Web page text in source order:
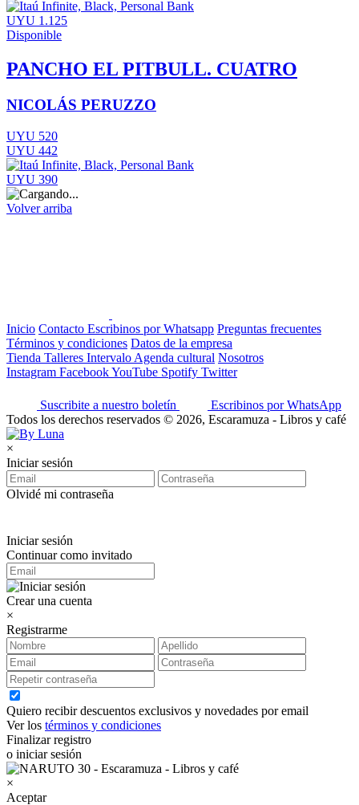
UYU 1.125
Disponible
PANCHO EL PITBULL. CUATRO
NICOLÁS PERUZZO
UYU 520
UYU 442
UYU 390
Volver arriba
Inicio Contacto Escribinos por Whatsapp Preguntas frecuentes
Términos y condiciones Datos de la empresa
Tienda Talleres Intervalo Agenda cultural Nosotros
Instagram FacebookYouTube Spotify Twitter
Suscribite a nuestro boletín
Escribinos por WhatsApp
Todos los derechos reservados © 2026, Escaramuza - Libros y café
×
Iniciar sesión
Olvidé mi contraseña
Iniciar sesión
Continuar como invitado
Crear una cuenta
×
Registrarme
Quiero recibir descuentos exclusivos y novedades por email
Ver los términos y condiciones
Finalizar registro
o iniciar sesión
×
Aceptar